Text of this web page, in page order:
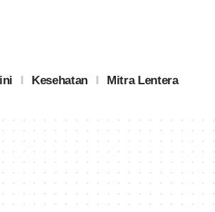
Kesehatan Mitra Lentera